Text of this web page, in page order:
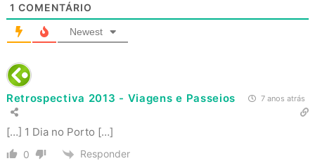
1 COMENTÁRIO
Newest
Retrospectiva 2013 - Viagens e Passeios 7 anos atrás
[…] 1 Dia no Porto […]
0 Responder